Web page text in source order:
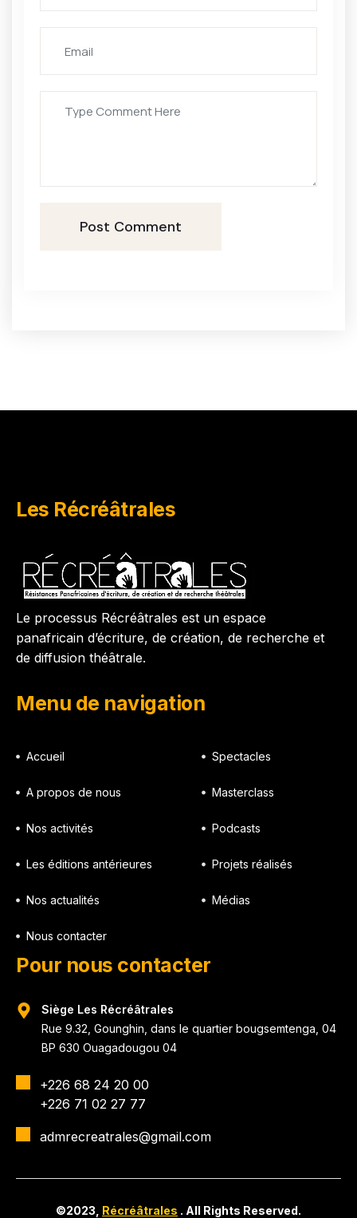
Post Comment
Les Récréâtrales
Le processus Récréâtrales est un espace
panafricain d’écriture, de création, de recherche et
de diffusion théâtrale.
Menu de navigation
Accueil
A propos de nous
Nos activités
Les éditions antérieures
Nos actualités
Nous contacter
Spectacles
Masterclass
Podcasts
Projets réalisés
Médias
Pour nous contacter
Siège Les Récréâtrales
Rue 9.32, Gounghin, dans le quartier bougsemtenga, 04
BP 630 Ouagadougou 04
+226 68 24 20 00
+226 71 02 27 77
admrecreatrales@gmail.com
©2023, Récréâtrales . All Rights Reserved.